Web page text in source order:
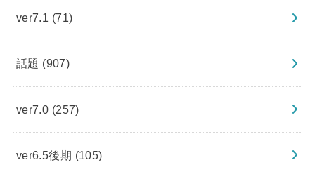
ver7.1 (71)
話題 (907)
ver7.0 (257)
ver6.5後期 (105)